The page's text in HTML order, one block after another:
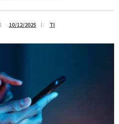
10/12/2025 TI